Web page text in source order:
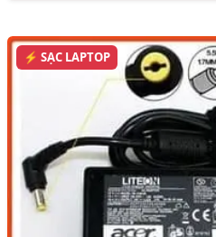
⚡ SẠC LAPTOP